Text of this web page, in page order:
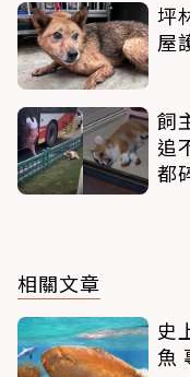
坪
屋
飼
追
都
相關文章
史
魚